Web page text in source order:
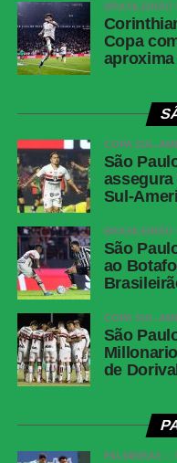
BRASILEIRÃO
Copa
COPA SUL-
São
Sul-
BRASILEIRÃO
São
ao
COPA SUL-
São
de
PALMEIRAS